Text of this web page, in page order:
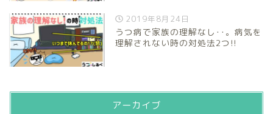
2019年8月24日
うつ病で家族の理解なし･･。病気を
理解されない時の対処法2つ!!
アーカイブ